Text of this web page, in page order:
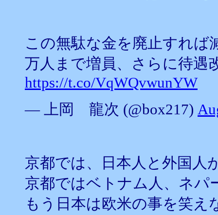
この無駄な金を廃止すれば
万人まで増員、さらに待遇
https://t.co/VqWQvwunYW
— 上岡 龍次 (@box217)
京都では、日本人と外国人
京都ではベトナム人、ネパ
もう日本は欧米の事を笑え